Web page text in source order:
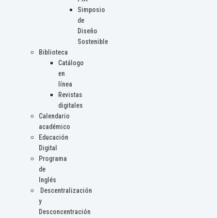
Simposio
de
Diseño
Sostenible
Biblioteca
Catálogo
en
línea
Revistas
digitales
Calendario
académico
Educación
Digital
Programa
de
Inglés
Descentralización
y
Desconcentración